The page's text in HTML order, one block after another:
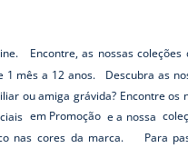
Encontre, as nossas
1 mês a 12 anos. Descubra as
ou amiga grávida? Encontre os
em Promoção e a nossa
nas cores da marca. Para